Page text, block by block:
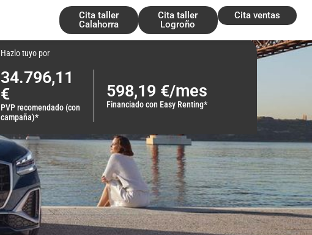
Cita taller
Calahorra
Cita taller
Logroño
Cita ventas
Hazlo tuyo por
34.796,11
€
PVP recomendado (con
campaña)*
598,19 €/mes
Financiado con Easy Renting*